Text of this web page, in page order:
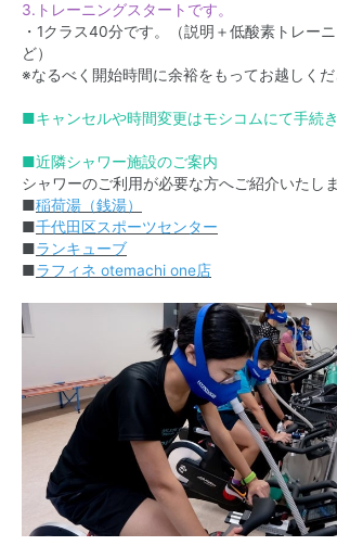
3.トレーニングスタートです。
・1クラス40分です。（説明＋低酸素トレー
ど）
※なるべく開始時間に余裕をもってお越しくだ
■キャンセルや時間変更はモシコムにて手続き
■近隣シャワー施設のご案内
シャワーのご利用が必要な方へご紹介いたしま
■稲荷湯（銭湯）
■千代田区スポーツセンター
■ランキューブ
■ラフィネ otemachi one店